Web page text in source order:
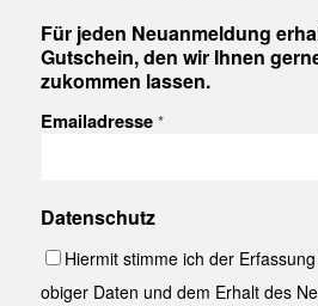
Für jeden Neuanmeldung
Gutschein, den wir Ihnen
zukommen lassen.
Emailadresse *
Datenschutz
Hiermit stimme ich der
obiger Daten und dem Erhalt des